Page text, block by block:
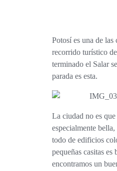
Potosí es una de las ciudades en el
recorrido turístico
terminado el Salar
parada es esta.
La ciudad no es que sea
especialmente
todo de edificios
pequeñas casitas
encontramos un